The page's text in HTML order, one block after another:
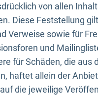
von allen
Diese Feststellung
Verweise sowie für
und
für Schäden, die
haftet allein der
die jeweilige